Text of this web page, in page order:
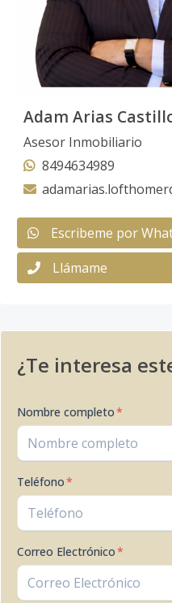
Adam Arias
Asesor Inmobiliario
8494634989
Escribeme por
Llámame
¿Te interesa
Nombre completo*
Teléfono*
Correo Electrónico*